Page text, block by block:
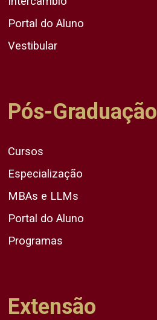
Portal do Aluno
Vestibular
Pós-Graduação
Cursos
Especialização
MBAs e LLMs
Portal do Aluno
Programas
Extensão